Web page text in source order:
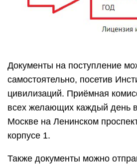
Документы на поступление
самостоятельно, посетив
цивилизаций. Приёмная
всех желающих каждый день
Москве на Ленинском
корпусе 1.
Также документы можно